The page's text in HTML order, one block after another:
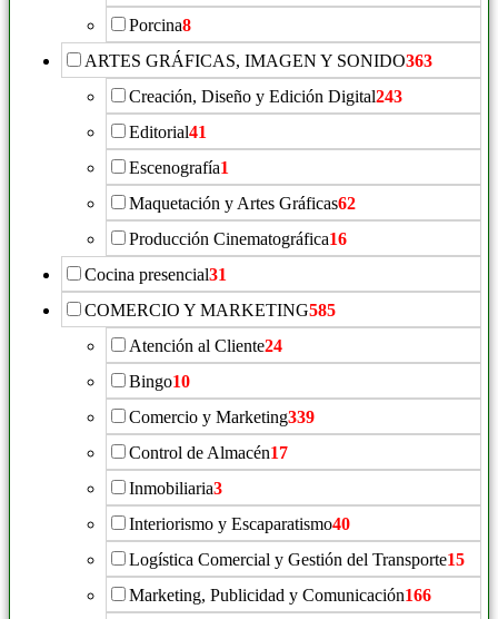
Porcina8
ARTES GRÁFICAS, IMAGEN Y SONIDO363
Creación, Diseño y Edición Digital243
Editorial41
Escenografía1
Maquetación y Artes Gráficas62
Producción Cinematográfica16
Cocina presencial31
COMERCIO Y MARKETING585
Atención al Cliente24
Bingo10
Comercio y Marketing339
Control de Almacén17
Inmobiliaria3
Interiorismo y Escaparatismo40
Logística Comercial y Gestión del Transporte15
Marketing, Publicidad y Comunicación166